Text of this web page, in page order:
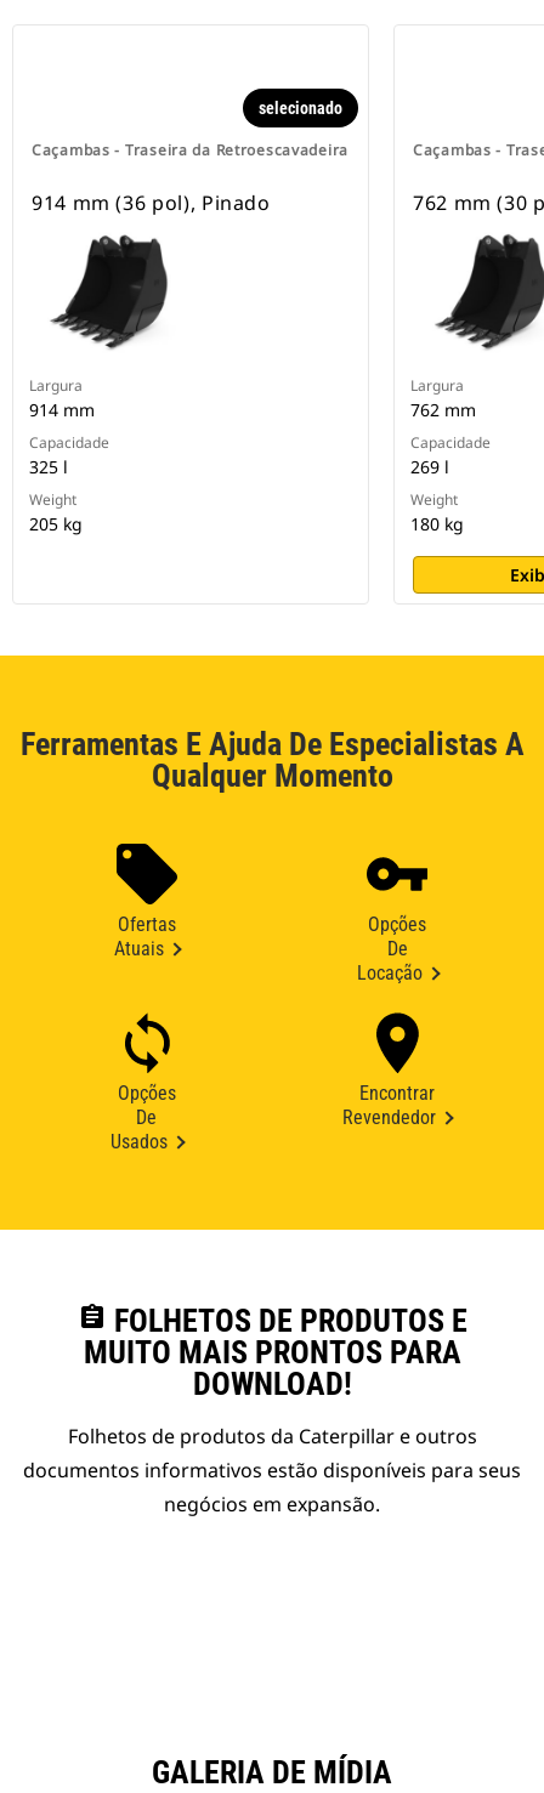
Caçambas - Traseira da Retroescavadeira
selecionado
914 mm (36 pol), Pinado
Largura
914 mm
Capacidade
325 l
Weight
205 kg
Caçambas -
762 mm (30
Largura
762 mm
Capacidade
269 l
Weight
180 kg
Ferramentas E Ajuda De Especialistas A
Qualquer Momento
Ofertas
Atuais
Opções
De
Locação
Opções
De
Usados
Encontrar
Revendedor
assignment FOLHETOS DE PRODUTOS E
MUITO MAIS PRONTOS PARA
DOWNLOAD!
Folhetos de produtos da Caterpillar e outros
documentos informativos estão disponíveis para seus
negócios em expansão.
GALERIA DE MÍDIA